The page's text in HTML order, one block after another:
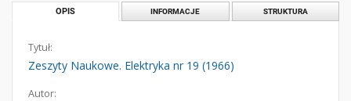
OPIS INFORMACJE STRUKTURA
Tytuł:
Zeszyty Naukowe. Elektryka nr 19 (1966)
Autor: